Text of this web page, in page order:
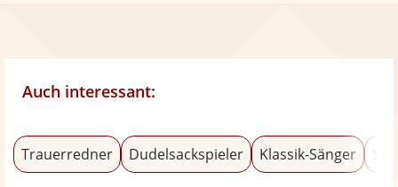
Auch interessant:
Trauerredner Dudelsackspieler Klassik-Sänger